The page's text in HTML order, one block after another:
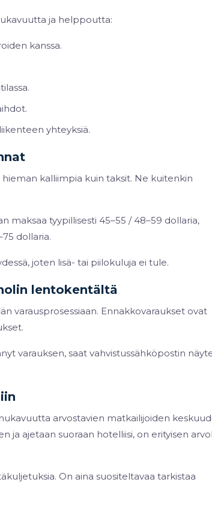
ja helppoutta:
kanssa.
yhteyksiä.
kalliimpia kuin taksit. Ne kuitenkin
tyypillisesti 45–55 / 48–59 dollaria,
dollaria.
joten lisä- tai piilokuluja ei tule.
lentokentältä
varausprosessiaan. Ennakkovaraukset ovat
varauksen, saat vahvistussähköpostin
arvostavien matkailijoiden
ajetaan suoraan hotelliisi, on erityisen
On aina suositeltavaa tarkistaa